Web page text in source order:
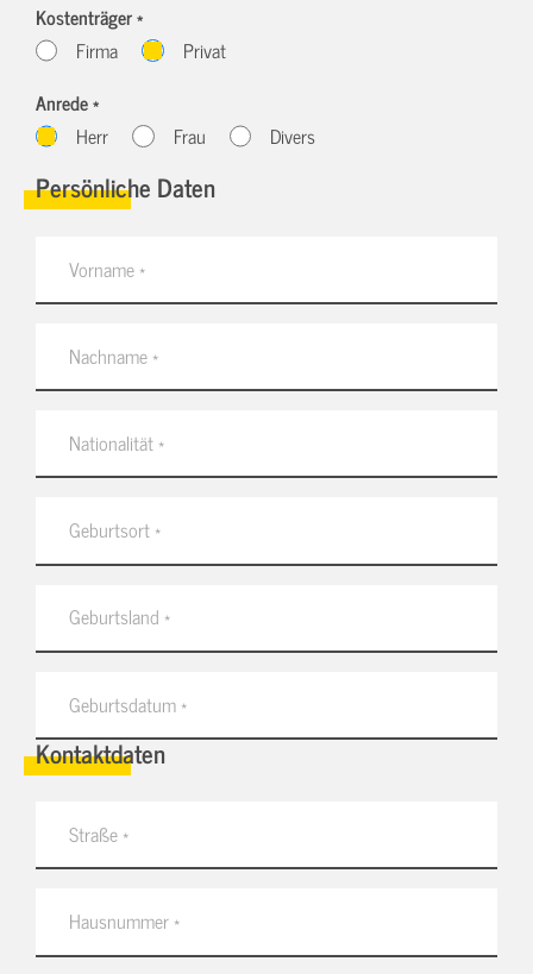
Kostenträger *
Firma
Privat
Anrede *
Herr
Frau Divers
Persönliche Daten
Kontaktdaten